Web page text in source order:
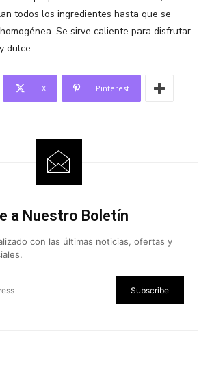
todos los ingredientes hasta que se
Se sirve caliente para disfrutar
dulce.
X Pinterest
a Nuestro Boletín
con las últimas noticias, ofertas y
Subscribe